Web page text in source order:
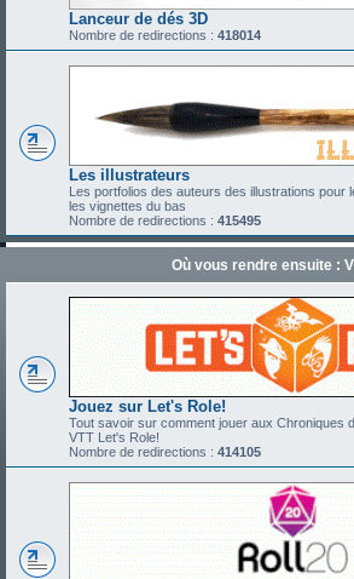
Lanceur de dés 3D
Nombre de redirections : 418014
Les illustrateurs
Les portfolios des auteurs des illustrations pour
les vignettes du bas
Nombre de redirections : 415495
Où vous rendre ensuite :
Jouez sur Let's Role!
Tout savoir sur comment jouer aux Chroniques
VTT Let's Role!
Nombre de redirections : 414105